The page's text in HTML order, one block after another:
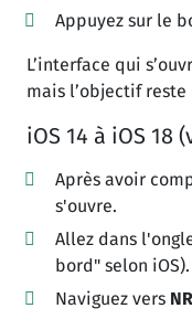
Appuyez sur le
L’interface qui
mais l’objectif
iOS 14 à iOS 18
Après avoir
s'ouvre.
Allez dans
bord" selon iOS).
Naviguez vers NR